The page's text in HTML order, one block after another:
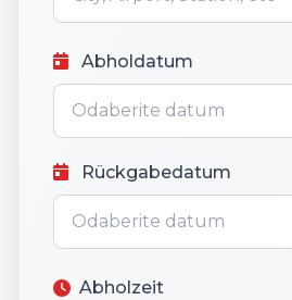
Abholdatum
Rückgabedatum
Abholzeit